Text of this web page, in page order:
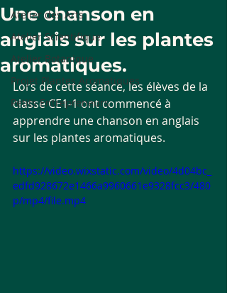
Atelier des Arts
Atelier Scientifique
Atelier Botanique
Projet Plantes Aromatiques
Petits Entrepreneurs
Une chanson en
anglais sur les plantes
aromatiques.
Lors de cette séance, les élèves de la
classe CE1-1 ont commencé à
apprendre une chanson en anglais
sur les plantes aromatiques.
https://video.wixstatic.com/video/4d04bc_
edfd928672e1466a9960661e9328fcc3/480
p/mp4/file.mp4